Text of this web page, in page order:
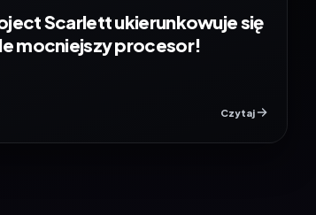
Scarlett ukierunkowuje się
mocniejszy procesor!
Czytaj